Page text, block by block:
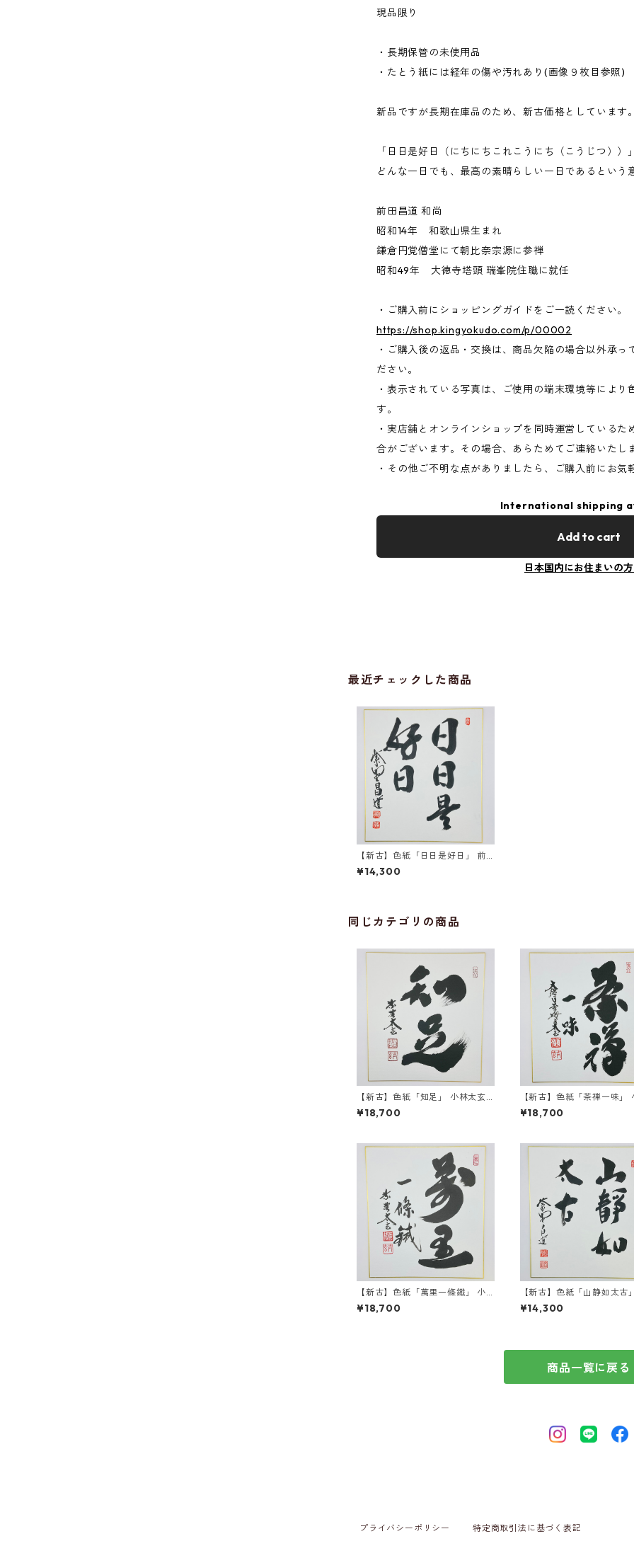
現品限り
・長期保管の未使用品
・たとう紙には経年の傷や汚れあり(画像９枚目参照)
新品ですが長期在庫品のため、新古価格としています
「日日是好日（にちにちこれこうにち（こうじつ））
どんな一日でも、最高の素晴らしい一日であるという
前田昌道 和尚
昭和14年 和歌山県生まれ
鎌倉円覚僧堂にて朝比奈宗源に参禅
昭和49年 大徳寺塔頭 瑞峯院住職に就任
・ご購入前にショッピングガイドをご一読ください。
https://shop.kingyokudo.com/p/00002
・ご購入後の返品・交換は、商品欠陥の場合以外承
ださい。
・表示されている写真は、ご使用の端末環境等によ
す。
・実店舗とオンラインショップを同時運営している
合がございます。その場合、あらためてご連絡いたし
・その他ご不明な点がありましたら、ご購入前にお気
International shipping
Add to cart
日本国内にお住まいの
最近チェックした商品
【新古】色紙「日日是好日」 前
田昌道師 自筆 たとう紙入
¥14,300
同じカテゴリの商品
【新古】色紙「知足」 小林太玄
師 自筆 たとう紙入
¥18,700
【新古】色紙「茶禅一味」
太玄師 自筆 たとう紙入
¥18,700
【新古】色紙「萬里一條鐡」 小
林太玄師 自筆 たとう紙入
¥18,700
【新古】色紙「山静如太古
田昌道師 自筆 たとう紙入
¥14,300
商品一覧に戻る
プライバシーポリシー 特定商取引法に基づく表記